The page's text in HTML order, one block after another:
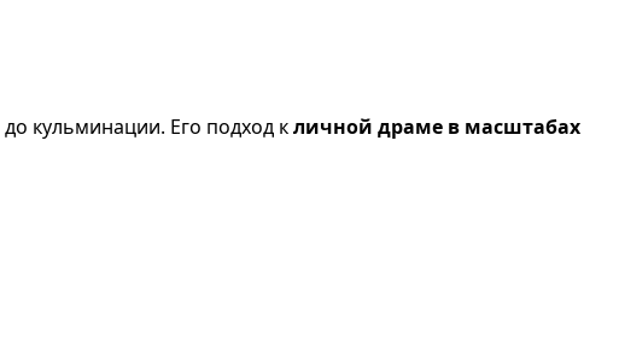
кульминации. Его подход кличной драме в масштабах